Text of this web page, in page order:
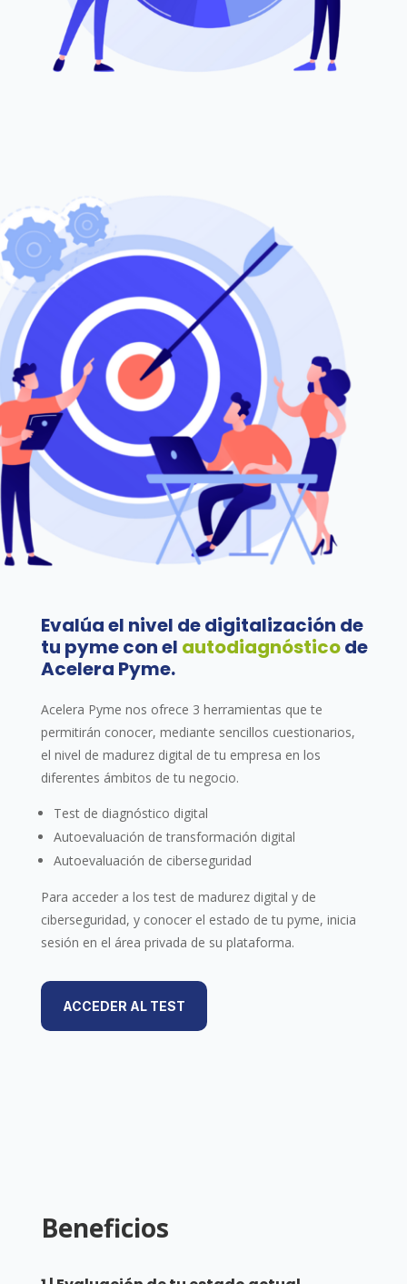
Evalúa el nivel de digitalización de
tu pyme con el autodiagnósticode
Acelera Pyme.
Acelera Pyme nos ofrece 3 herramientas que te
permitirán conocer, mediante sencillos cuestionarios,
el nivel de madurez digital de tu empresa en los
diferentes ámbitos de tu negocio.
Test de diagnóstico digital
Autoevaluación de transformación digital
Autoevaluación de ciberseguridad
Para acceder a los test de madurez digital y de
ciberseguridad, y conocer el estado de tu pyme, inicia
sesión en el área privada de su plataforma.
ACCEDER AL TEST
Beneficios